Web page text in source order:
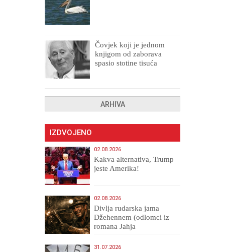
Čovjek koji je jednom
knjigom od zaborava
spasio stotine tisuća
ARHIVA
IZDVOJENO
02.08.2026
Kakva alternativa, Trump
jeste Amerika!
02.08.2026
Divlja rudarska jama
Džehennem (odlomci iz
romana Jahja
31.07.2026